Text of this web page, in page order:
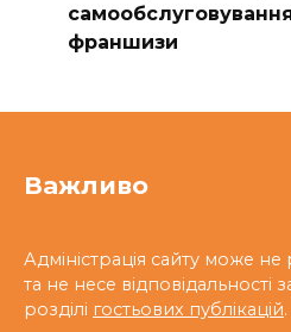
франшизи
Важливо
Адміністрація сайту може
та не несе відповідальності
розділі гостьових публікацій.